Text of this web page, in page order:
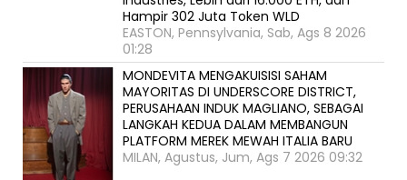
Hampir 302 Juta Token WLD
EASTON, Pennsylvania, Sab, Ags 8 2026
01:28
MONDEVITA MENGAKUISISI SAHAM
MAYORITAS DI UNDERSCORE DISTRICT,
PERUSAHAAN INDUK MAGLIANO, SEBAGAI
LANGKAH KEDUA DALAM MEMBANGUN
PLATFORM MEREK MEWAH ITALIA BARU
MILAN, Agustus, Jum, Ags 7 2026 09:32